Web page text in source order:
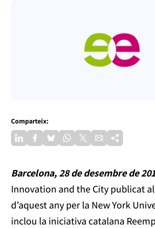
Comparteix:
Barcelona, 28 de desembre de
Innovation and the City publicat
d’aquest any per la New York
inclou la iniciativa catalana